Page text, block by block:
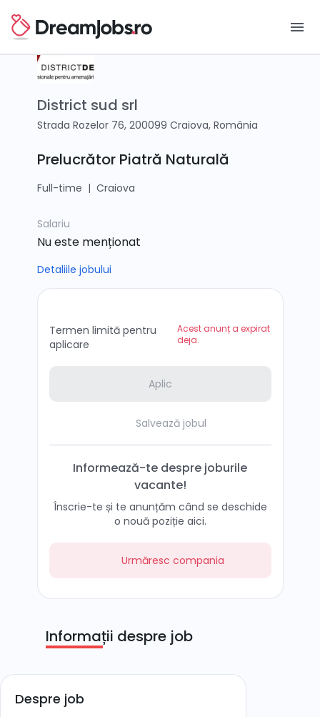
menu
District sud srl
Strada Rozelor 76, 200099 Craiova, România
Prelucrător Piatră Naturală
Full-time | Craiova
Salariu
Nu este menționat
Detaliile jobului
Termen limită pentru
aplicare
Acest anunț a expirat
deja.
Aplic
Salvează jobul
Informează-te despre joburile
vacante!
Înscrie-te și te anunțăm când se deschide
o nouă poziție aici.
Urmăresc compania
Informații despre job
Despre job